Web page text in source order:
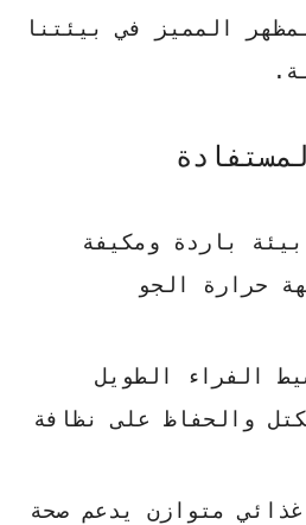
المميز في بيئتنا
باردة ومكيفة
حرارة الجو
الفراء الطويل
والحفاظ على نظافة
متوازن يدعم صحة